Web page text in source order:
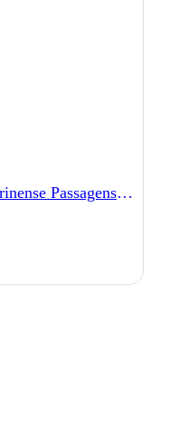
Auto Viação Catarinense Passagens e Embarque - São José - SC